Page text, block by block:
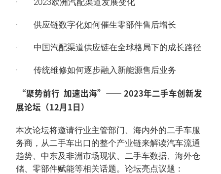
· 2023欧洲汽配渠道发展变化
· 供应链数字化如何催生零部件售后增长
· 中国汽配渠道供应链在全球格局下的成长路径
· 传统维修如何逐步融入新能源售后业务
“聚势前行 加速出海”—— 2023年二手车创新发
展论坛（12月1日）
本次论坛将邀请行业主管部门、海内外的二手车服
务商，从二手车出口的整个产业链来解读汽车流通
趋势、中东及非洲市场现状、二手车数据、海外仓
储、零部件赋能等相关话题。论坛亮点议题：